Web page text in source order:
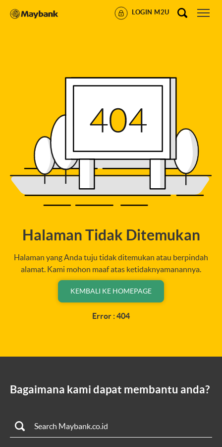
LOGIN M2U
Halaman Tidak Ditemukan
Halaman yang Anda tuju tidak ditemukan atau berpindah
alamat. Kami mohon maaf atas ketidaknyamanannya.
KEMBALI KE HOMEPAGE
Error : 404
Bagaimana kami dapat membantu anda?